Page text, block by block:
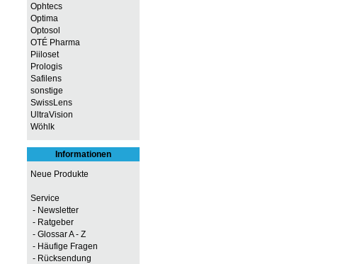
Ophtecs
Optima
Optosol
OTÉ Pharma
Piiloset
Prologis
Safilens
sonstige
SwissLens
UltraVision
Wöhlk
Informationen
Neue Produkte
Service
- Newsletter
- Ratgeber
- Glossar A - Z
- Häufige Fragen
- Rücksendung